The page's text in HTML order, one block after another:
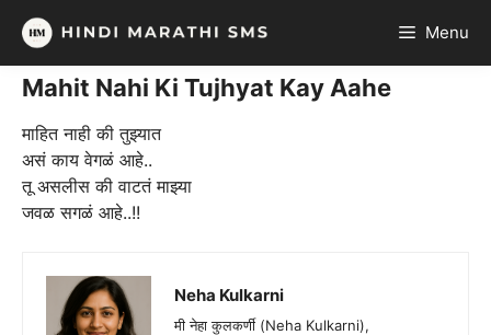
Skip
content
Menu
Mahit Nahi Ki Tujhyat Kay Aahe
माहित नाही की तुझ्यात
असं काय वेगळं आहे..
तू असलीस की वाटतं माझ्या
जवळ सगळं आहे..!!
Neha Kulkarni
मी नेहा कुलकर्णी (Neha Kulkarni),